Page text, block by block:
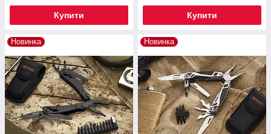
Купити Купити
Новинка Новинка